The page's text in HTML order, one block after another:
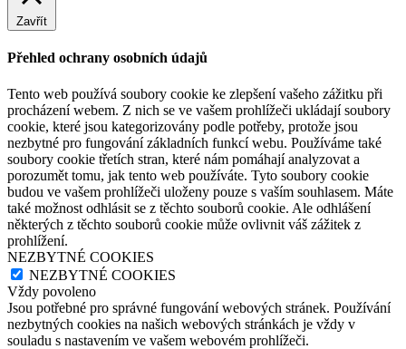
Zavřít
Přehled ochrany osobních údajů
Tento web používá soubory cookie ke zlepšení vašeho zážitku při
procházení webem. Z nich se ve vašem prohlížeči ukládají soubory
cookie, které jsou kategorizovány podle potřeby, protože jsou
nezbytné pro fungování základních funkcí webu. Používáme také
soubory cookie třetích stran, které nám pomáhají analyzovat a
porozumět tomu, jak tento web používáte. Tyto soubory cookie
budou ve vašem prohlížeči uloženy pouze s vaším souhlasem. Máte
také možnost odhlásit se z těchto souborů cookie. Ale odhlášení
některých z těchto souborů cookie může ovlivnit váš zážitek z
prohlížení.
NEZBYTNÉ COOKIES
NEZBYTNÉ COOKIES
Vždy povoleno
Jsou potřebné pro správné fungování webových stránek. Používání
nezbytných cookies na našich webových stránkách je vždy v
souladu s nastavením ve vašem webovém prohlížeči.